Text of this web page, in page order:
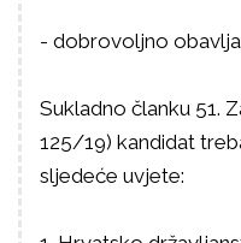
- dobrovoljno
Sukladno članku 51.
125/19) kandidat
sljedeće uvjete: